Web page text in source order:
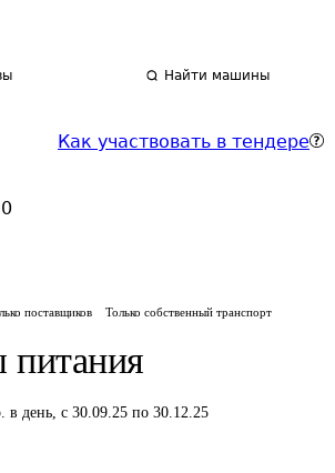
Найти машины
Как участвовать в тендере
поставщиков Только собственный транспорт
питания
в день, с 30.09.25 по 30.12.25